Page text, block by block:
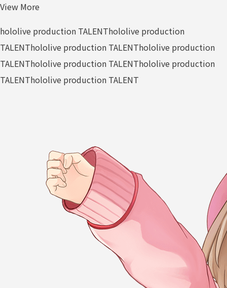
View More
hololive production TALENThololive production
TALENThololive production TALENThololive production
TALENThololive production TALENThololive production
TALENThololive production TALENT